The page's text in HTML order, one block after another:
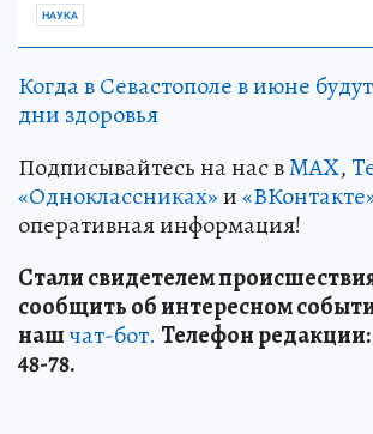
НАУКА
Когда в Севастополе в июне
дни здоровья
Подписывайтесь на нас вMAX,
«Одноклассниках»и
оперативная информация!
Стали свидетелем
сообщить об интересном
нашчат-бот. Телефон редакции:
48-78.